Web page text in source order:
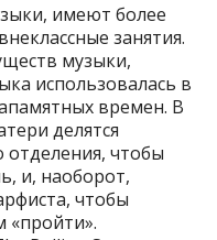
имеют более
занятия.
музыки,
использовалась в
времен. В
делятся
отделения, чтобы
и, наоборот,
чтобы